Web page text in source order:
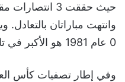
حيث حققت 3
0 عام 1981 هو الأكبر في تاريخ اللقاءات بين المنتخبين.